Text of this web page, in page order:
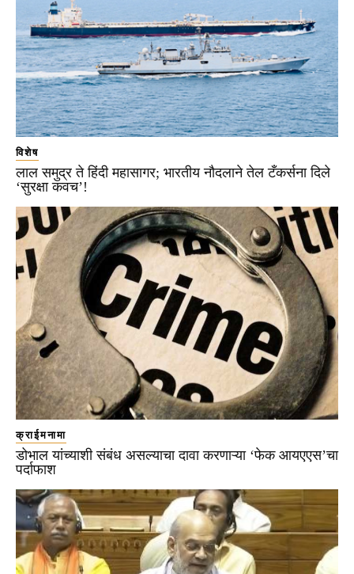
विशेष
लाल समुद्र ते हिंदी महासागर; भारतीय नौदलाने तेल टँकर्सना दिले
‘सुरक्षा कवच’!
क्राईमनामा
डोभाल यांच्याशी संबंध असल्याचा दावा करणाऱ्या ‘फेक आयएएस’चा
पर्दाफाश